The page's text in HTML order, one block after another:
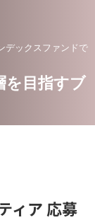
デックスファンドで
を目指すブ
ィア 応募